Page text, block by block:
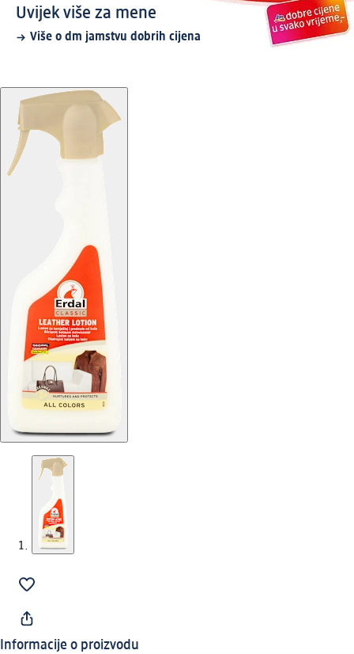
Uvijek više za mene
Više o dm jamstvu dobrih cijena
Informacije o proizvodu